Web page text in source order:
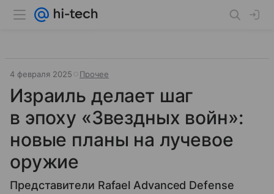
4 февраля 2025 Прочее
Израиль делает шаг
в эпоху «Звездных войн»:
новые планы на лучевое
оружие
Представители Rafael Advanced Defense